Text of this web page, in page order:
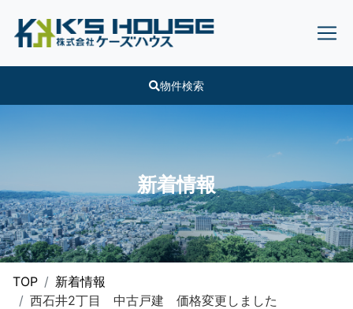
物件検索
新着情報
TOP
新着情報
西石井2丁目 中古戸建 価格変更しました